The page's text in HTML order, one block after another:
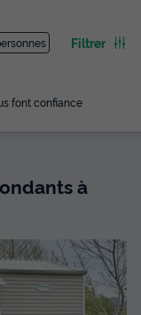
Filtrer
font confiance
à